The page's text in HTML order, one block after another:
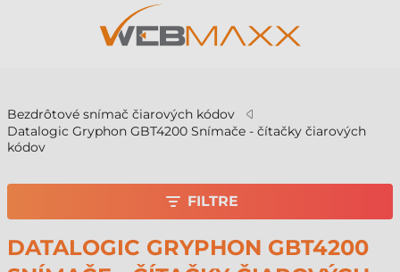
Bezdrôtové snímač čiarových kódov
Datalogic Gryphon GBT4200 Snímače - čítačky čiarových
kódov
DATALOGIC GRYPHON GBT4200
FILTRE